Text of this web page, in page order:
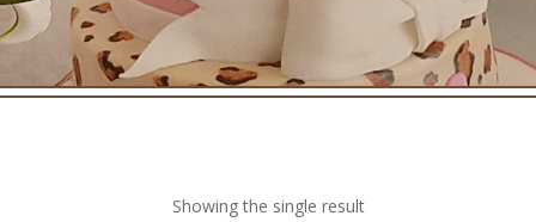
Showing the single result